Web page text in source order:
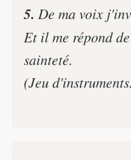
5. De ma voix
Et il me répond
sainteté.
(Jeu